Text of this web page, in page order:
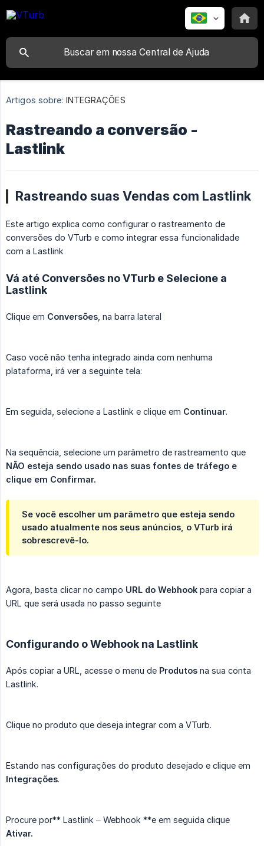
Artigos sobre: INTEGRAÇÕES
Rastreando a conversão -
Lastlink
Rastreando suas Vendas com Lastlink
Este artigo explica como configurar o rastreamento de
conversões do VTurb e como integrar essa funcionalidade
com a Lastlink
Vá até Conversões no VTurb e Selecione a
Lastlink
Clique em Conversões , na barra lateral
Caso você não tenha integrado ainda com nenhuma
plataforma, irá ver a seguinte tela:
Em seguida, selecione a Lastlink e clique em Continuar.
Na sequência, selecione um parâmetro de rastreamento que
NÃO esteja sendo usado nas suas fontes de tráfego e
clique em Confirmar.
Se você escolher um parâmetro que esteja sendo
usado atualmente nos seus anúncios, o VTurb irá
sobrescrevê-lo.
Agora, basta clicar no campo URL do Webhook para copiar a
URL que será usada no passo seguinte
Configurando o Webhook na Lastlink
Após copiar a URL, acesse o menu de Produtos na sua conta
Lastlink.
Clique no produto que deseja integrar com a VTurb.
Estando nas configurações do produto desejado e clique em
Integrações.
Procure por** Lastlink – Webhook **e em seguida clique
Ativar.